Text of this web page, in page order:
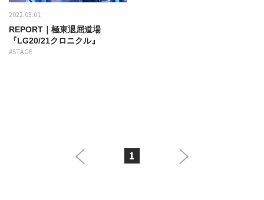
2022.03.01
REPORT｜極東退屈道場
『LG20/21クロニクル』
#STAGE
1